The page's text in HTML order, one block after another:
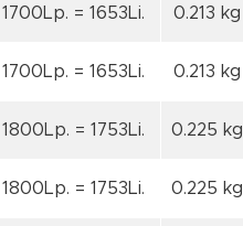
1700Lp. = 1653Li. 0.213 kg
1700Lp. = 1653Li. 0.213 kg
1800Lp. = 1753Li. 0.225 kg
1800Lp. = 1753Li. 0.225 kg